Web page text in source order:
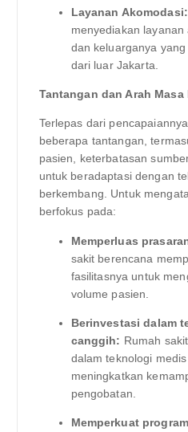
Layanan Akomodasi:
menyediakan
dan keluarganya
dari luar Jakarta.
Tantangan dan Arah Masa
Terlepas dari
beberapa tantangan,
pasien, keterbatasan
untuk beradaptasi dengan
berkembang. Untuk
berfokus pada:
Memperluas
sakit berencana
fasilitasnya untuk
volume pasien.
Berinvestasi dalam
canggih: Rumah
dalam teknologi
meningkatkan
pengobatan.
Memperkuat